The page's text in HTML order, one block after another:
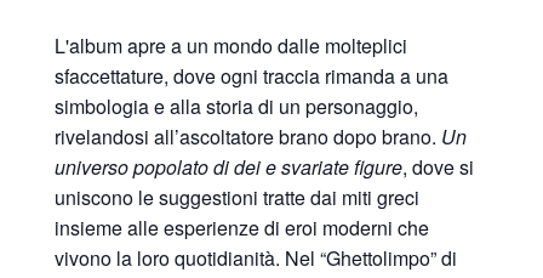
L'album apre a un mondo dalle molteplici
sfaccettature, dove ogni traccia rimanda a una
simbologia e alla storia di un personaggio,
rivelandosi all’ascoltatore brano dopo brano. Un
universo popolato di dei e svariate figure, dove si
uniscono le suggestioni tratte dai miti greci
insieme alle esperienze di eroi moderni che
vivono la loro quotidianità. Nel “Ghettolimpo” di